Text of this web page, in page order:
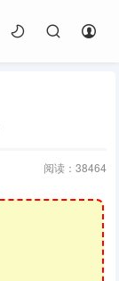
阅读： 38464